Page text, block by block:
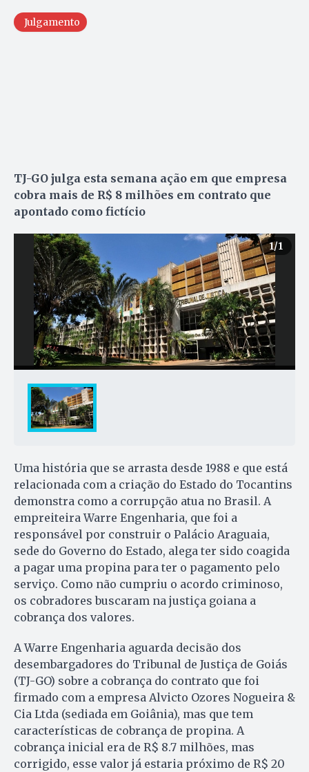
Julgamento
TJ-GO julga esta semana ação em que empresa
cobra mais de R$ 8 milhões em contrato que
apontado como fictício
1/1
Uma história que se arrasta desde 1988 e que está
relacionada com a criação do Estado do Tocantins
demonstra como a corrupção atua no Brasil. A
empreiteira Warre Engenharia, que foi a
responsável por construir o Palácio Araguaia,
sede do Governo do Estado, alega ter sido coagida
a pagar uma propina para ter o pagamento pelo
serviço. Como não cumpriu o acordo criminoso,
os cobradores buscaram na justiça goiana a
cobrança dos valores.
A Warre Engenharia aguarda decisão dos
desembargadores do Tribunal de Justiça de Goiás
(TJ-GO) sobre a cobrança do contrato que foi
firmado com a empresa Alvicto Ozores Nogueira &
Cia Ltda (sediada em Goiânia), mas que tem
características de cobrança de propina. A
cobrança inicial era de R$ 8.7 milhões, mas
corrigido, esse valor já estaria próximo de R$ 20